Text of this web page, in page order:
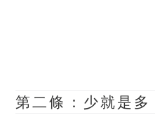
第二條：少就是多